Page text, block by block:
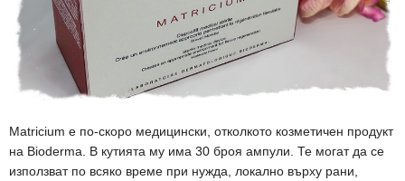
Matricium е по-скоро медицински, отколкото козметичен продукт
на Bioderma. В кутията му има 30 броя ампули. Те могат да се
използват по всяко време при нужда, локално върху рани,